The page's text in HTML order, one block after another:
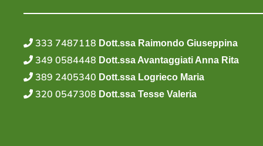
333 7487118 Dott.ssa Raimondo Giuseppina
349 0584448 Dott.ssa Avantaggiati Anna Rita
389 2405340 Dott.ssa Logrieco Maria
320 0547308 Dott.ssa Tesse Valeria